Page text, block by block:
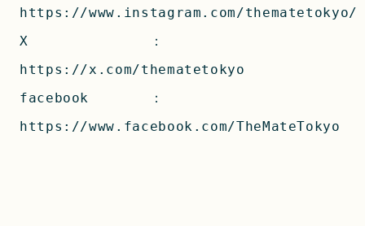
https://www.instagram.com/thematetokyo/
X		：
https://x.com/thematetokyo
facebook	：
https://www.facebook.com/TheMateTokyo